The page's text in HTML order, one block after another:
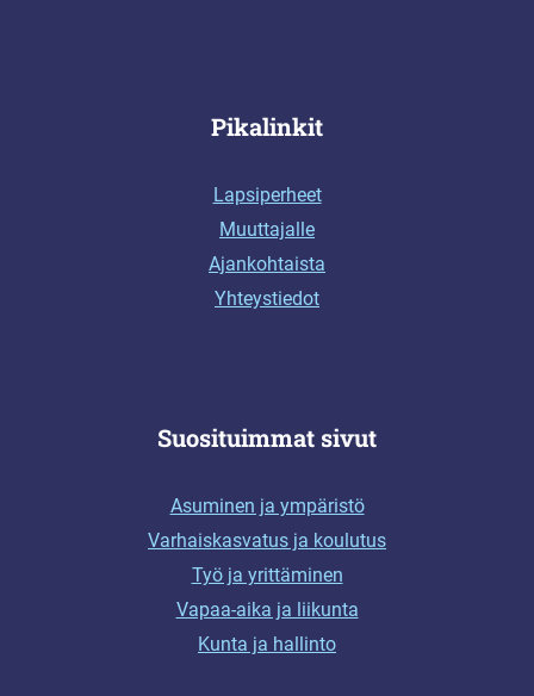
Pikalinkit
Lapsiperheet
Muuttajalle
Ajankohtaista
Yhteystiedot
Suosituimmat sivut
Asuminen ja ympäristö
Varhaiskasvatus ja koulutus
Työ ja yrittäminen
Vapaa-aika ja liikunta
Kunta ja hallinto